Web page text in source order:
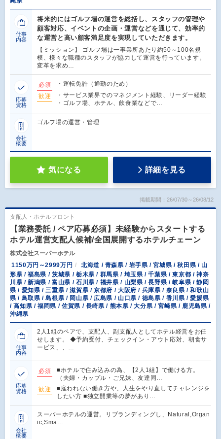
仕事
内容
将来的にはゴルフ場の運営を総括し、スタッフの管理や
顧客対応、イベントの企画・運営などを通じて、効率的
な運営と高い顧客満足度を実現していただきます。
【ミッション】 ゴルフ場は一事業所あたり約50～100名規
模、様々な職種のスタッフが協力して運営を行っています。
変革を求め…
応募
資格
必須
・運転免許（通勤のため）
歓迎
・サービス業界でのマネジメント経験、リーダー経験
・ゴルフ場、ホテル、飲食業などで…
会社
概要
ゴルフ場の運営・管理
気になる 詳細を見る
掲載期間：26/07/30～26/08/12
支配人・ホテルフロント
【業務委託 / ペア応募必須】未経験からスタートする
ホテル運営支配人候補/全国展開するホテルチェーン
株式会社スーパーホテル
1150万円～2999万円
北海道 / 青森県 / 岩手県 / 宮城県 / 秋田県 / 山
形県 / 福島県 / 茨城県 / 栃木県 / 群馬県 / 埼玉県 / 千葉県 / 東京都 / 神奈
川県 / 新潟県 / 富山県 / 石川県 / 福井県 / 山梨県 / 長野県 / 岐阜県 / 静岡
県 / 愛知県 / 三重県 / 滋賀県 / 京都府 / 大阪府 / 兵庫県 / 奈良県 / 和歌山
県 / 鳥取県 / 島根県 / 岡山県 / 広島県 / 山口県 / 徳島県 / 香川県 / 愛媛県
/ 高知県 / 福岡県 / 佐賀県 / 長崎県 / 熊本県 / 大分県 / 宮崎県 / 鹿児島県 /
沖縄県
仕事
内容
2人1組のペアで、支配人、副支配人としてホテル経営をお任
せします。 ◆予約受付、チェックイン・アウト応対、朝食サ
ービス、、…
応募
資格
必須
■ホテルで住み込みの為、【2人1組】で働ける方。
（夫婦・カップル・ご兄妹、友達同…
歓迎
■雇われない働き方や、人生をやり直してチャレンジを
したい方 ■独立開業等の夢があり…
会社
概要
スーパーホテルの運営。リブランディングし、Natural,Organ
ic,Sma…